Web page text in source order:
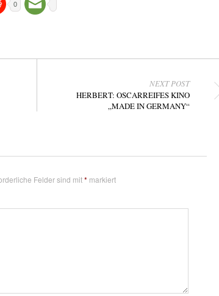
0
NEXT POST
HERBERT: OSCARREIFES KINO
„MADE IN GERMANY“
Felder sind mit* markiert